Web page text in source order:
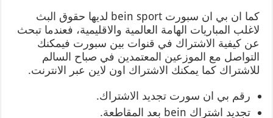
كما ان بي ان سبورت bein sport لديها حقوق البث
لاغلب المباريات الهامة العالمية والاقليمية، فعندما تبحث
عن كيفية الاشتراك في قنوات بين سبورت فيمكنك
التواصل مع الموزعين المعتمدين في صباح السالم
للاشتراك كما يمكنك الاشتراك اون لاين عبر الانترنت.
رقم بي ان سورت تجديد الاشتراك.
تجديد اشتراك bein بعد المقاطعة.